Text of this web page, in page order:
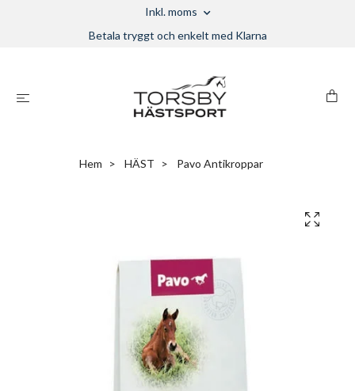
Inkl. moms
Betala tryggt och enkelt med Klarna
Hem HÄST Pavo Antikroppar